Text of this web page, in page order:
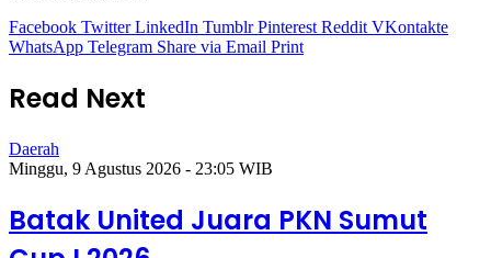
Facebook Twitter LinkedIn Tumblr Pinterest Reddit VKontakte
WhatsApp Telegram Share via Email Print
Read Next
Daerah
Minggu, 9 Agustus 2026 - 23:05 WIB
Batak United Juara PKN Sumut